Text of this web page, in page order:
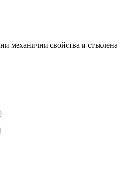
механични свойства и стъклена